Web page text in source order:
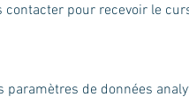
contacter pour recevoir le
paramètres de données